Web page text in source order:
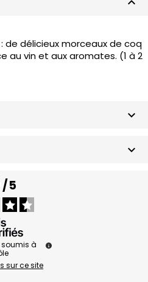
délicieux morceaux de coq
au vin et aux aromates. (1 à 2
keyboard_arrow_down
keyboard_arrow_down
/5
à
sur ce site